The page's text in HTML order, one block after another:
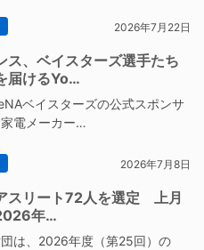
2026年7月22日
ス、ベイスターズ選手たち
届けるYo…
ベイスターズの公式スポンサ
電メーカー…
2026年7月8日
スリート72人を選定 上月
年…
は、2026年度（第25回）の